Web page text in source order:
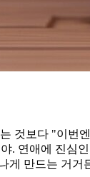
것보다 "이번
. 연애에 진심
게 만드는 거거